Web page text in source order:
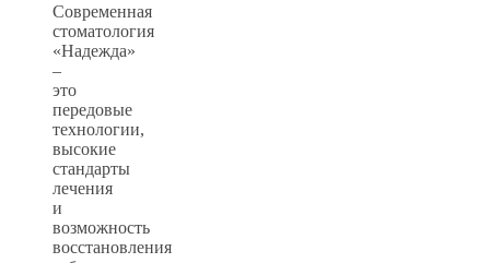
Современная
стоматология
«Надежда»
–
это
передовые
технологии,
высокие
стандарты
лечения
и
возможность
восстановления